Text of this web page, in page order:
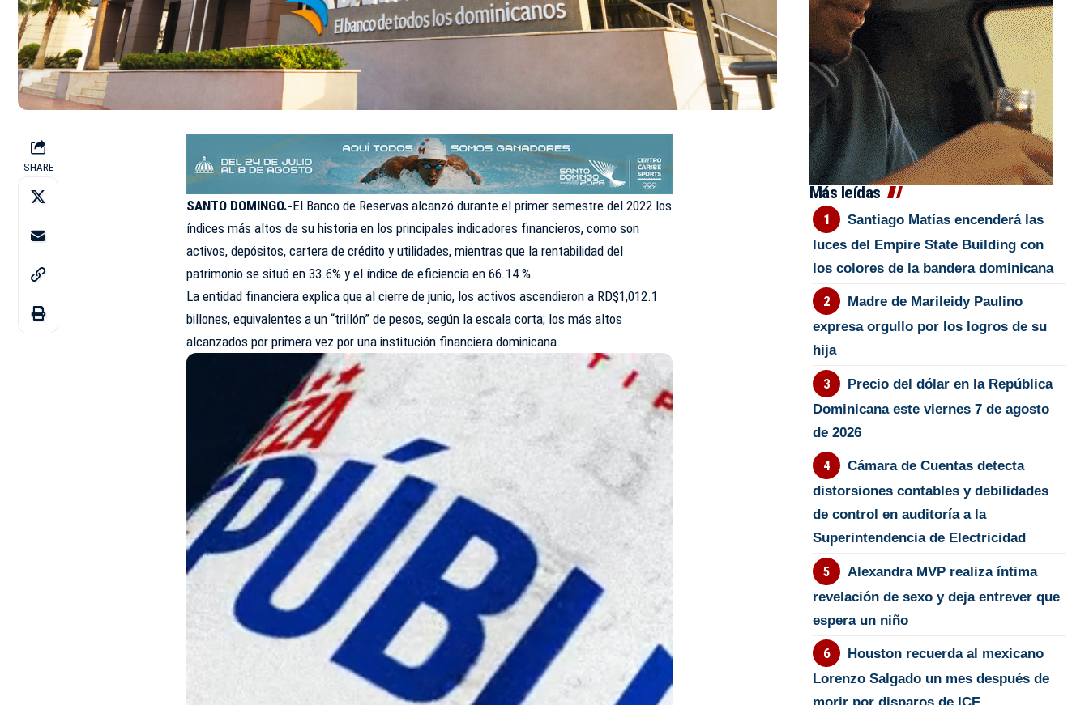
SHARE
SANTO DOMINGO.-El Banco de Reservas alcanzó durante el primer semestre del 2022 los
índices más altos de su historia en los principales indicadores financieros, como son
activos, depósitos, cartera de crédito y utilidades, mientras que la rentabilidad del
patrimonio se situó en 33.6% y el índice de eficiencia en 66.14 %.
La entidad financiera explica que al cierre de junio, los activos ascendieron a RD$1,012.1
billones, equivalentes a un “trillón” de pesos, según la escala corta; los más altos
alcanzados por primera vez por una institución financiera dominicana.
Más leídas
Santiago Matías encenderá las
luces del Empire State Building con
los colores de la bandera dominicana
Madre de Marileidy Paulino
expresa orgullo por los logros de su
hija
Precio del dólar en la República
Dominicana este viernes 7 de agosto
de 2026
Cámara de Cuentas detecta
distorsiones contables y debilidades
de control en auditoría a la
Superintendencia de Electricidad
Alexandra MVP realiza íntima
revelación de sexo y deja entrever que
espera un niño
Houston recuerda al mexicano
Lorenzo Salgado un mes después de